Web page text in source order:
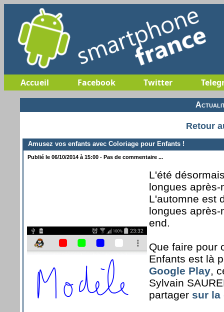
Accueil Facebook Twitter
Retour
Amusez vos enfants avec Coloriage pour Enfants !
Publié le 06/10/2014 à 15:00 - Pas de commentaire ...
L'été
longues
L'automne est
longues
end.
Que faire pour
Enfants est là
Google Play,
Sylvain
partager sur la